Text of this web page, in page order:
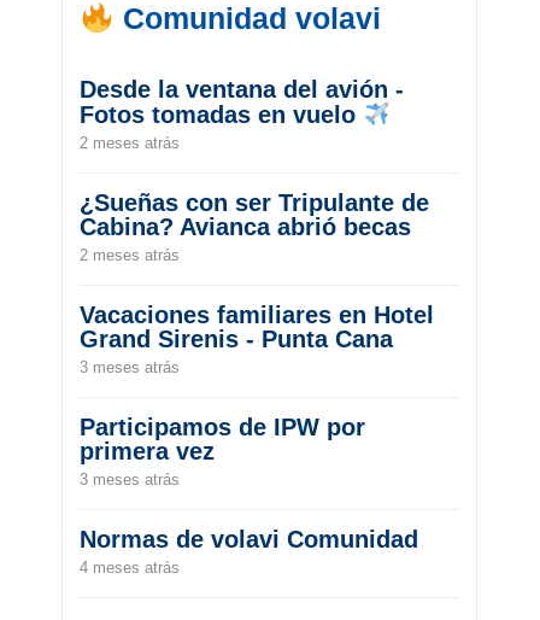
Comunidad volavi
Desde la ventana del avión -
Fotos tomadas en vuelo
2 meses atrás
¿Sueñas con ser Tripulante de
Cabina? Avianca abrió becas
2 meses atrás
Vacaciones familiares en Hotel
Grand Sirenis - Punta Cana
3 meses atrás
Participamos de IPW por
primera vez
3 meses atrás
Normas de volavi Comunidad
4 meses atrás